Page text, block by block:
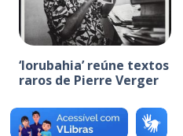
‘Iorubahia’ reúne textos
raros de Pierre Verger
+ Mais Informações